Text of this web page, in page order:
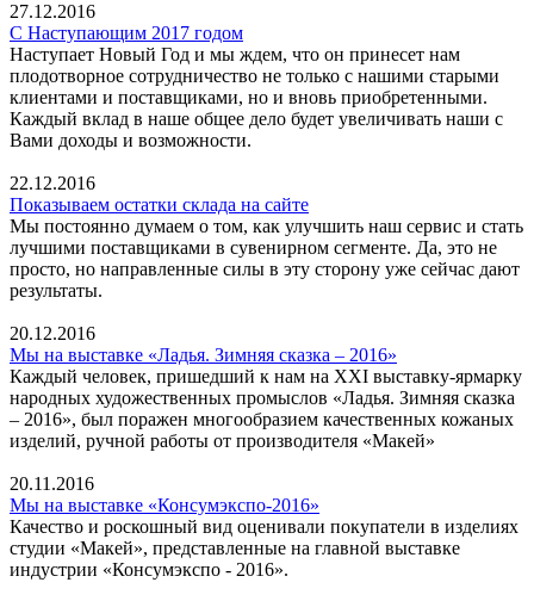
27.12.2016
С Наступающим 2017 годом
Наступает Новый Год и мы ждем, что он принесет нам
плодотворное сотрудничество не только с нашими старыми
клиентами и поставщиками, но и вновь приобретенными.
Каждый вклад в наше общее дело будет увеличивать наши с
Вами доходы и возможности.
22.12.2016
Показываем остатки склада на сайте
Мы постоянно думаем о том, как улучшить наш сервис и стать
лучшими поставщиками в сувенирном сегменте. Да, это не
просто, но направленные силы в эту сторону уже сейчас дают
результаты.
20.12.2016
Мы на выставке «Ладья. Зимняя сказка – 2016»
Каждый человек, пришедший к нам на XXI выставку-ярмарку
народных художественных промыслов «Ладья. Зимняя сказка
– 2016», был поражен многообразием качественных кожаных
изделий, ручной работы от производителя «Макей»
20.11.2016
Мы на выставке «Консумэкспо-2016»
Качество и роскошный вид оценивали покупатели в изделиях
студии «Макей», представленные на главной выставке
индустрии «Консумэкспо - 2016».